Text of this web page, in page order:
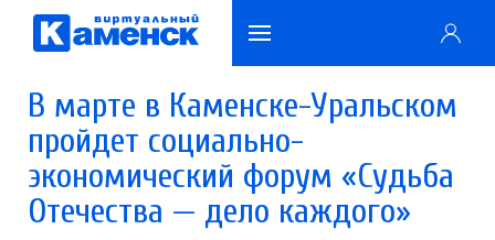
В марте в Каменске-Уральском
пройдет социально-
экономический форум «Судьба
Отечества — дело каждого»